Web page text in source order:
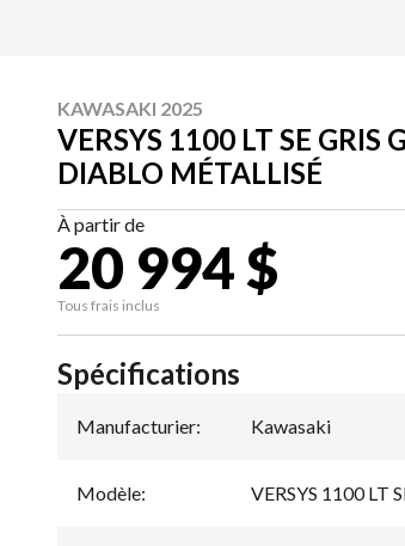
KAWASAKI 2025
VERSYS 1100 LT SE
DIABLO MÉTALLISÉ
À partir de
20 994 $
Tous frais inclus
Spécifications
Manufacturier: Kawasaki
Modèle: VERSYS 1100 LT